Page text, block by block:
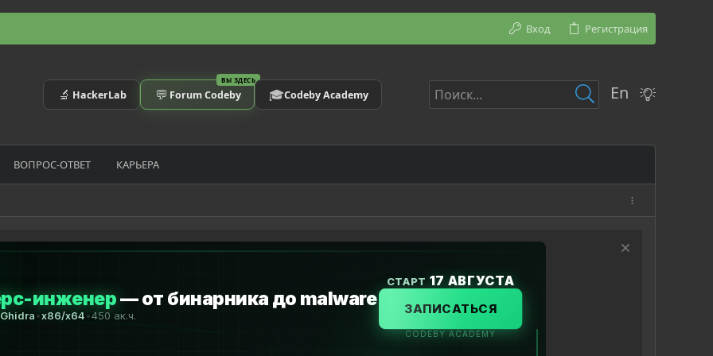
Вход Регистрация
🔬 HackerLab
ВЫ ЗДЕСЬ
💬 Forum Codeby 🎓Codeby Academy En
ВОПРОС-ОТВЕТ КАРЬЕРА